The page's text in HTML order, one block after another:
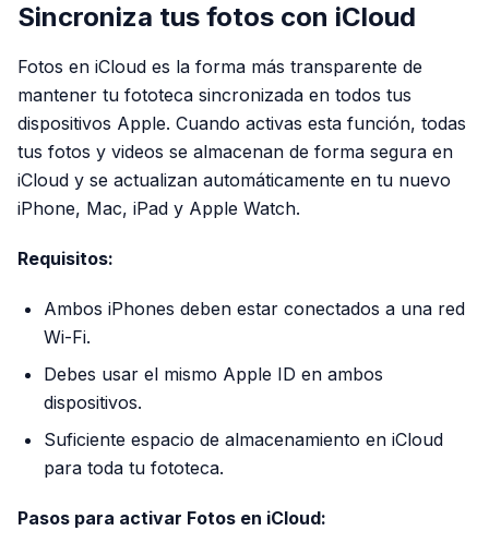
Sincroniza tus fotos con iCloud
Fotos en iCloud es la forma más transparente de
mantener tu fototeca sincronizada en todos tus
dispositivos Apple. Cuando activas esta función, todas
tus fotos y videos se almacenan de forma segura en
iCloud y se actualizan automáticamente en tu nuevo
iPhone, Mac, iPad y Apple Watch.
Requisitos:
Ambos iPhones deben estar conectados a una red
Wi-Fi.
Debes usar el mismo Apple ID en ambos
dispositivos.
Suficiente espacio de almacenamiento en iCloud
para toda tu fototeca.
Pasos para activar Fotos en iCloud: